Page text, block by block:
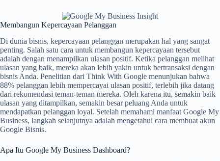
Membangun Kepercayaan Pelanggan
Di dunia bisnis, kepercayaan pelanggan merupakan hal yang sangat
penting. Salah satu cara untuk membangun kepercayaan tersebut
adalah dengan menampilkan ulasan positif. Ketika pelanggan melihat
ulasan yang baik, mereka akan lebih yakin untuk bertransaksi dengan
bisnis Anda. Penelitian dari Think With Google menunjukan bahwa
88% pelanggan lebih mempercayai ulasan positif, terlebih jika datang
dari rekomendasi teman-teman mereka. Oleh karena itu, semakin baik
ulasan yang ditampilkan, semakin besar peluang Anda untuk
mendapatkan pelanggan loyal. Setelah memahami manfaat Google My
Business, langkah selanjutnya adalah mengetahui cara membuat akun
Google Bisnis.
Apa Itu Google My Business Dashboard?